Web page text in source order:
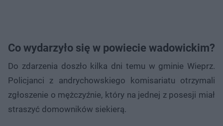
Co wydarzyło się w powiecie wadowickim?
Do zdarzenia doszło kilka dni temu w gminie Wieprz.
Policjanci z andrychowskiego komisariatu otrzymali
zgłoszenie o mężczyźnie, który na jednej z posesji miał
straszyć domowników siekierą.